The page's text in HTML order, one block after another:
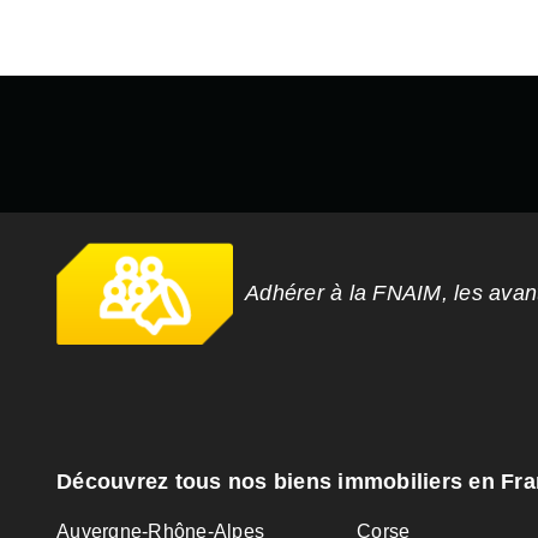
Adhérer à la FNAIM, les
Découvrez tous nos biens immobiliers en
Auvergne-Rhône-Alpes Corse